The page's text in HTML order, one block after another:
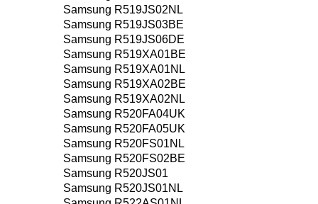
Samsung R519JS02NL
Samsung R519JS03BE
Samsung R519JS06DE
Samsung R519XA01BE
Samsung R519XA01NL
Samsung R519XA02BE
Samsung R519XA02NL
Samsung R520FA04UK
Samsung R520FA05UK
Samsung R520FS01NL
Samsung R520FS02BE
Samsung R520JS01
Samsung R520JS01NL